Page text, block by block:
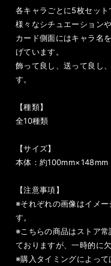
各キャラごとに5枚セット
様々なシチュエーション
カード側面にはキャラ名
げています。
飾って良し、送って良し
す。
【種類】
全10種類
【サイズ】
本体：約100mm×148mm
【注意事項】
※それぞれの画像はイメ
す。
※こちらの商品はストア
ておりますが、一時的に
※購入タイミングによっ